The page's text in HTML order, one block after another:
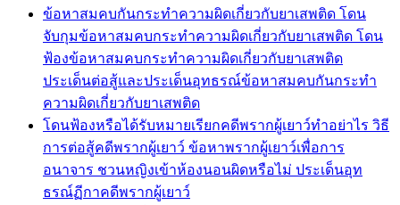
ข้อหาสมคบกันกระทำความผิดเกี่ยวกับยาเสพติด โดน
จับกุมข้อหาสมคบกระทำความผิดเกี่ยวกับยาเสพติด โดน
ฟ้องข้อหาสมคบกระทำความผิดเกี่ยวกับยาเสพติด
ประเด็นต่อสู้และประเด็นอุทธรณ์ข้อหาสมคบกันกระทำ
ความผิดเกี่ยวกับยาเสพติด
โดนฟ้องหรือได้รับหมายเรียกคดีพรากผู้เยาว์ทำอย่าไร วิธี
การต่อสู้คดีพรากผู้เยาว์ ข้อหาพรากผู้เยาว์เพื่อการ
อนาจาร ชวนหญิงเข้าห้องนอนผิดหรือไม่ ประเด็นอุท
ธรณ์ฏีกาคดีพรากผู้เยาว์